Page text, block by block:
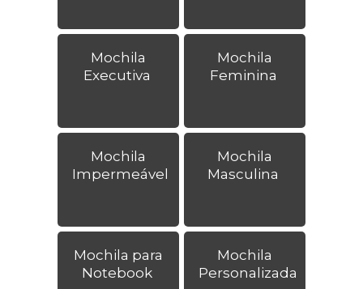
Mochila
Executiva
Mochila
Feminina
Mochila
Impermeável
Mochila
Masculina
Mochila para
Notebook
Mochila
Personalizada